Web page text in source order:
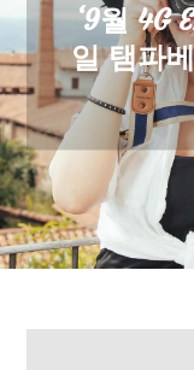
‘9월 4G
일 탬파